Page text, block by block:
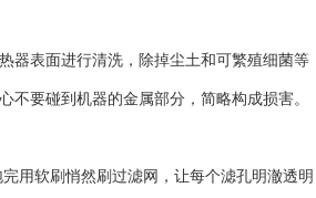
表面进行清洗，除掉尘土和可繁殖细菌等
要碰到机器的金属部分，简略构成损害。
用软刷悄然刷过滤网，让每个滤孔明澈透